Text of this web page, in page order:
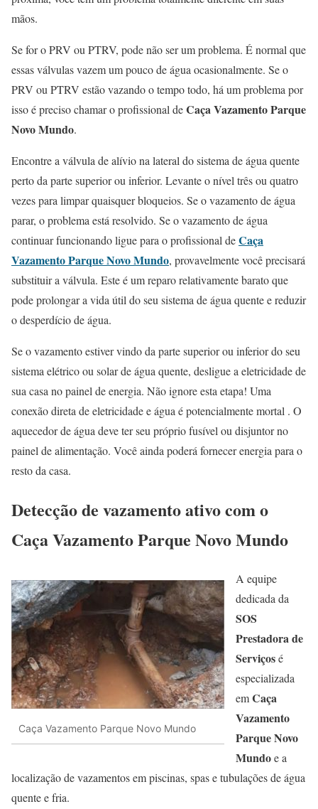
mãos.
Se for o PRV ou PTRV, pode não ser um problema. É normal que
essas válvulas vazem um pouco de água ocasionalmente. Se o
PRV ou PTRV estão vazando o tempo todo, há um problema por
isso é preciso chamar o profissional deCaça Vazamento Parque
Novo Mundo.
Encontre a válvula de alívio na lateral do sistema de água quente
perto da parte superior ou inferior. Levante o nível três ou quatro
vezes para limpar quaisquer bloqueios. Se o vazamento de água
parar, o problema está resolvido. Se o vazamento de água
continuar funcionando ligue para o profissional deCaça
Vazamento Parque Novo Mundo, provavelmente você precisará
substituir a válvula. Este é um reparo relativamente barato que
pode prolongar a vida útil do seu sistema de água quente e reduzir
o desperdício de água.
Se o vazamento estiver vindo da parte superior ou inferior do seu
sistema elétrico ou solar de água quente, desligue a eletricidade de
sua casa no painel de energia. Não ignore esta etapa! Uma
conexão direta de eletricidade e água é potencialmente mortal . O
aquecedor de água deve ter seu próprio fusível ou disjuntor no
painel de alimentação. Você ainda poderá fornecer energia para o
resto da casa.
Detecção de vazamento ativo com o
Caça Vazamento Parque Novo Mundo
Caça Vazamento Parque Novo Mundo
A equipe
dedicada da
SOS
Prestadora de
Serviçosé
especializada
emCaça
Vazamento
Parque Novo
Mundoe a
localização de vazamentos em piscinas, spas e tubulações de água
quente e fria.